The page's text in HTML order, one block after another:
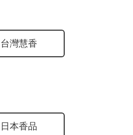
台灣慧香
日本香品